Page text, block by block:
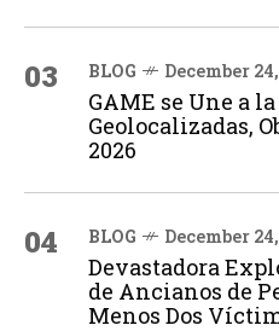
03 BLOG December
GAME se Une a
Geolocalizadas,
2026
04 BLOG December
Devastadora
de Ancianos de
Menos Dos